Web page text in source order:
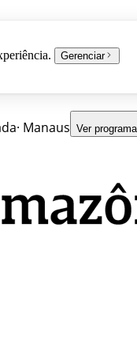
Gerenciar
· Manaus Ver